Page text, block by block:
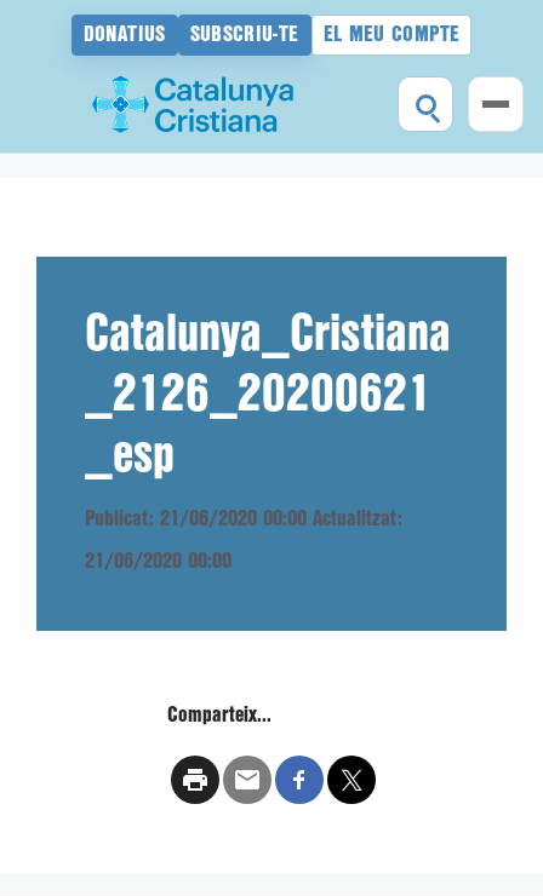
DONATIUS SUBSCRIU-TE EL MEU COMPTE
Catalunya_Cristiana
_2126_20200621
_esp
Publicat: 21/06/2020 00:00 Actualitzat:
21/06/2020 00:00
Comparteix...